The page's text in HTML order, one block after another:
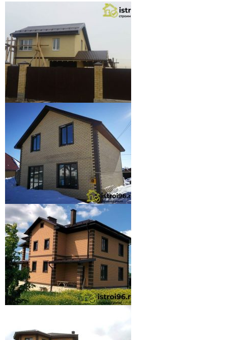
Завершение строительства
поселок Прохладный
Завершение работ-2 поселок
Заречный